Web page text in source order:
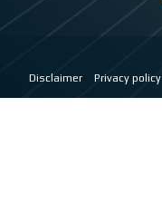
Disclaimer
Privacy policy